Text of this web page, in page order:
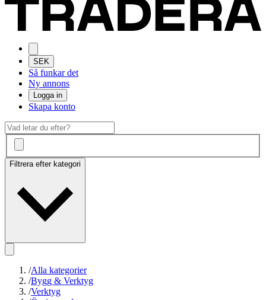
SEK
Så funkar det
Ny annons
Logga in
Skapa konto
Filtrera efter kategori
/Alla kategorier
/Bygg & Verktyg
/Verktyg